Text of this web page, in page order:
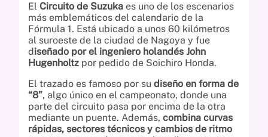
El Circuito de Suzuka es uno de los escenarios
más emblemáticos del calendario de la
Fórmula 1. Está ubicado a unos 60 kilómetros
al suroeste de la ciudad de Nagoya y fue
diseñado por el ingeniero holandés John
Hugenholtz por pedido de Soichiro Honda.
El trazado es famoso por su diseño en forma de
“8”, algo único en el campeonato, donde una
parte del circuito pasa por encima de la otra
mediante un puente. Además, combina curvas
rápidas, sectores técnicos y cambios de ritmo